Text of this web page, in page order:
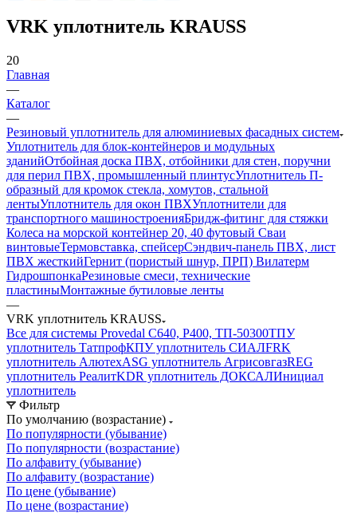
VRK уплотнитель KRAUSS
20
Главная
—
Каталог
—
Резиновый уплотнитель для алюминиевых фасадных систем
Уплотнитель для блок-контейнеров и модульных
зданийОтбойная доска ПВХ, отбойники для стен, поручни
для перил ПВХ, промышленный плинтусУплотнитель П-
образный для кромок стекла, хомутов, стальной
лентыУплотнитель для окон ПВХУплотнители для
транспортного машиностроенияБридж-фитинг для стяжки
Колеса на морской контейнер 20, 40 футовый Сваи
винтовыеТермовставка, спейсерСэндвич-панель ПВХ, лист
ПВХ жесткийГернит (пористый шнур, ПРП) Вилатерм
ГидрошпонкаРезиновые смеси, технические
пластиныМонтажные бутиловые ленты
—
VRK уплотнитель KRAUSS
Все для системы Provedal С640, Р400, ТП-50300ТПУ
уплотнитель ТатпрофКПУ уплотнитель СИАЛFRK
уплотнитель АлютехASG уплотнитель АгрисовгазREG
уплотнитель РеалитKDR уплотнитель ДОКСАЛИнициал
уплотнитель
Фильтр
По умолчанию (возрастание)
По популярности (убывание)
По популярности (возрастание)
По алфавиту (убывание)
По алфавиту (возрастание)
По цене (убывание)
По цене (возрастание)